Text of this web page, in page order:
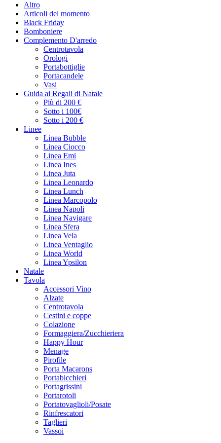
Altro
Articoli del momento
Black Friday
Bomboniere
Complemento D'arredo
Centrotavola
Orologi
Portabottiglie
Portacandele
Vasi
Guida ai Regali di Natale
Più di 200 €
Sotto i 100€
Sotto i 200 €
Linee
Linea Bubble
Linea Ciocco
Linea Emi
Linea Ines
Linea Juta
Linea Leonardo
Linea Lunch
Linea Marcopolo
Linea Napoli
Linea Navigare
Linea Sfera
Linea Vela
Linea Ventaglio
Linea World
Linea Ypsilon
Natale
Tavola
Accessori Vino
Alzate
Centrotavola
Cestini e coppe
Colazione
Formaggiera/Zucchieriera
Happy Hour
Menage
Pirofile
Porta Macarons
Portabicchieri
Portagrissini
Portarotoli
Portatovaglioli/Posate
Rinfrescatori
Taglieri
Vassoi